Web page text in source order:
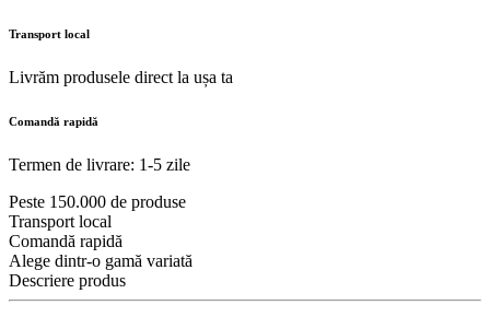
Transport local
Livrăm produsele direct la ușa ta
Comandă rapidă
Termen de livrare: 1-5 zile
Peste 150.000 de produse
Transport local
Comandă rapidă
Alege dintr-o gamă variată
Descriere produs